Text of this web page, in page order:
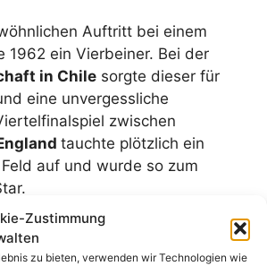
Zustimmung
zu bieten, verwenden wir Technologien wie
Auftritt bei einem
1962 ein Vierbeiner. Bei der
in Chile sorgte dieser für
eine unvergessliche
zwischen
tauchte plötzlich ein
auf und wurde so zum